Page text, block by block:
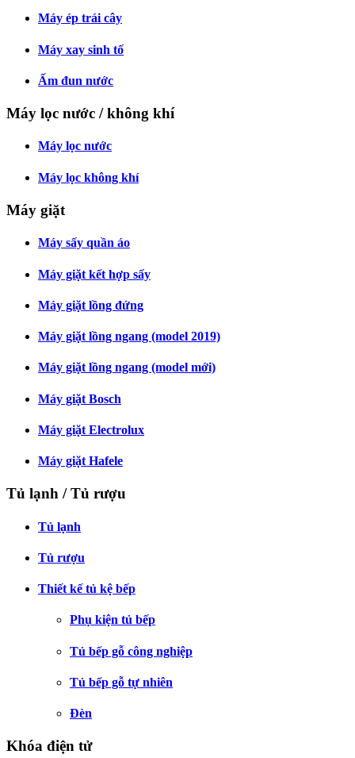
Máy ép trái cây
Máy xay sinh tố
Ấm đun nước
Máy lọc nước / không khí
Máy lọc nước
Máy lọc không khí
Máy giặt
Máy sấy quần áo
Máy giặt kết hợp sấy
Máy giặt lồng đứng
Máy giặt lồng ngang (model 2019)
Máy giặt lồng ngang (model mới)
Máy giặt Bosch
Máy giặt Electrolux
Máy giặt Hafele
Tủ lạnh / Tủ rượu
Tủ lạnh
Tủ rượu
Thiết kế tủ kệ bếp
Phụ kiện tủ bếp
Tủ bếp gỗ công nghiệp
Tủ bếp gỗ tự nhiên
Đèn
Khóa điện tử